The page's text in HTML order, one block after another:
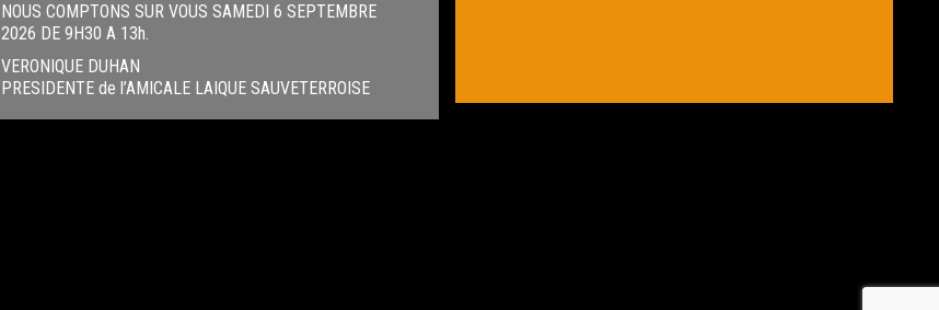
NOUS COMPTONS SUR VOUS SAMEDI 6 SEPTEMBRE
2026 DE 9H30 A 13h.
VERONIQUE DUHAN
PRESIDENTE de l’AMICALE LAIQUE SAUVETERROISE